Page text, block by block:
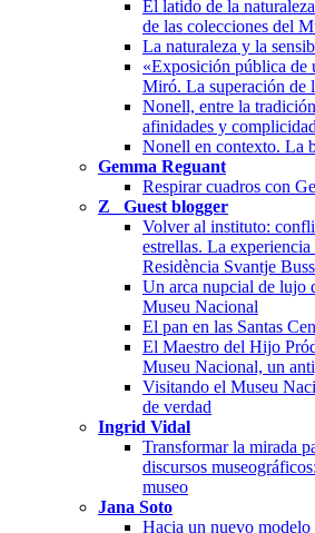
El latido de la
de las colecciones del
La naturaleza y la
«Exposición pública de
Miró. La superación de
Nonell, entre la
afinidades y
Nonell en contexto. La
Gemma Reguant
Respirar cuadros con
Z_ Guest blogger
Volver al instituto:
estrellas. La
Residència Svantje
Un arca nupcial de lujo
Museu Nacional
El pan en las Santas
El Maestro del Hijo
Museu Nacional, un
Visitando el Museu
de verdad
Ingrid Vidal
Transformar la mirada
discursos
museo
Jana Soto
Hacia un nuevo